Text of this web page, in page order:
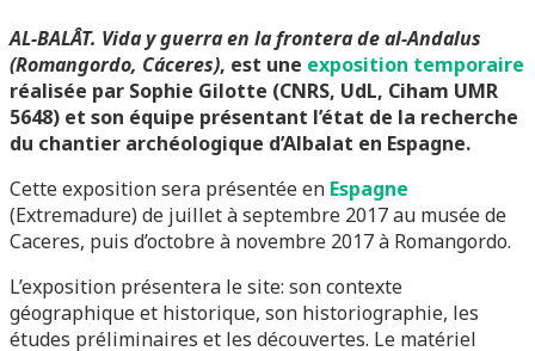
AL-BALÂT. Vida y guerra en la frontera de al-Andalus
(Romangordo, Cáceres), est une exposition temporaire
réalisée par Sophie Gilotte (CNRS, UdL, Ciham UMR
5648) et son équipe présentant l’état de la recherche
du chantier archéologique d’Albalat en Espagne.
Cette exposition sera présentée en Espagne
(Extremadure) de juillet à septembre 2017 au musée de
Caceres, puis d’octobre à novembre 2017 à Romangordo.
L’exposition présentera le site: son contexte
géographique et historique, son historiographie, les
études préliminaires et les découvertes. Le matériel